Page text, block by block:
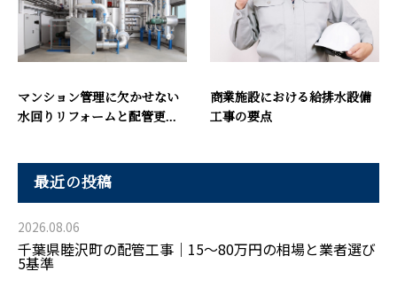
マンション管理に欠かせない
水回りリフォームと配管更...
商業施設における給排水設備
工事の要点
最近の投稿
2026.08.06
千葉県睦沢町の配管工事｜15〜80万円の相場と業者選び
5基準